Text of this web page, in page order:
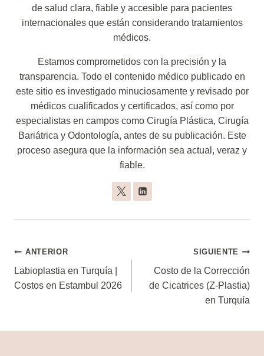
de salud clara, fiable y accesible para pacientes
internacionales que están considerando tratamientos
médicos.
Estamos comprometidos con la precisión y la
transparencia. Todo el contenido médico publicado en
este sitio es investigado minuciosamente y revisado por
médicos cualificados y certificados, así como por
especialistas en campos como Cirugía Plástica, Cirugía
Bariátrica y Odontología, antes de su publicación. Este
proceso asegura que la información sea actual, veraz y
fiable.
Navegación
De
ANTERIOR
Labioplastia en Turquía |
Costos en Estambul 2026
SIGUIENTE
Costo de la Corrección
de Cicatrices (Z-Plastia)
en Turquía